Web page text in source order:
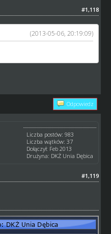
#1,118
(2013-05-06, 20:19:09)
Odpowiedz
Liczba postów: 983
Liczba wątków: 37
Dołączył: Feb 2013
Drużyna: DKŻ Unia Dębica
#1,119